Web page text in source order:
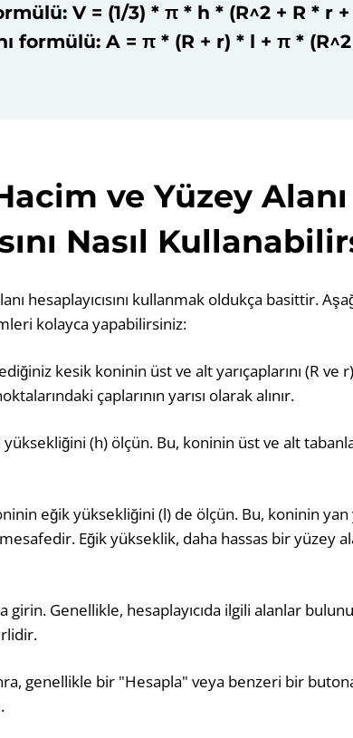
V = (1/3) * π * h * (R^2 + R * r
formülü: A = π * (R + r) * l + π *
ve Yüzey Alanı
Nasıl
hesaplayıcısını kullanmak oldukça basittir.
kolayca yapabilirsiniz:
kesik koninin üst ve alt yarıçaplarını (R ve
çaplarının yarısı olarak alınır.
(h) ölçün. Bu, koninin üst ve alt
eğik yüksekliğini (l) de ölçün. Bu, koninin
Eğik yükseklik, daha hassas bir yüzey
girin. Genellikle, hesaplayıcıda ilgili alanlar
genellikle bir "Hesapla" veya benzeri bir